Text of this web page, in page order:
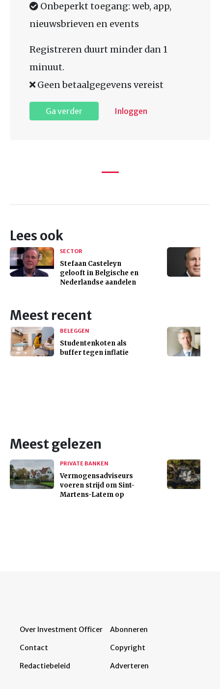
Onbeperkt toegang: web, app,
nieuwsbrieven en events
Registreren duurt minder dan 1
minuut.
Geen betaalgegevens vereist
Ga verder Inloggen
Lees ook
SECTOR
Stefaan Casteleyn
gelooft in Belgische en
Nederlandse aandelen
Meest recent
BELEGGEN
Studentenkoten als
buffer tegen inflatie
Meest gelezen
PRIVATE BANKEN
Vermogensadviseurs
voeren strijd om Sint-
Martens-Latem op
Over Investment Officer
Contact
Redactiebeleid
Abonneren
Copyright
Adverteren